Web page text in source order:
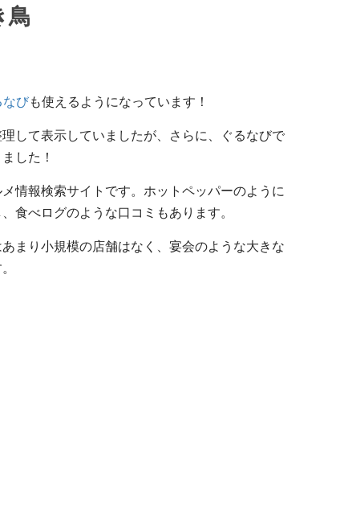
鳥
なびも使えるようになっています！
して表示していましたが、さらに、ぐるなびで
した！
情報検索サイトです。ホットペッパーのように
食べログのような口コミもあります。
まり小規模の店舗はなく、宴会のような大きな